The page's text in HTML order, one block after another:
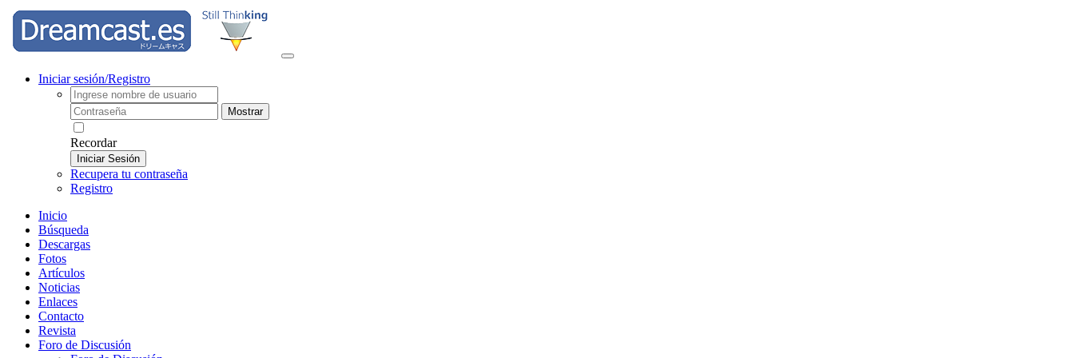
Iniciar sesión/Registro
Mostrar
Recordar
Iniciar Sesión
Recupera tu contraseña
Registro
Inicio
Búsqueda
Descargas
Fotos
Artículos
Noticias
Enlaces
Contacto
Revista
Foro de Discusión